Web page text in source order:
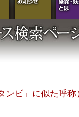
ンビ」に似た呼称